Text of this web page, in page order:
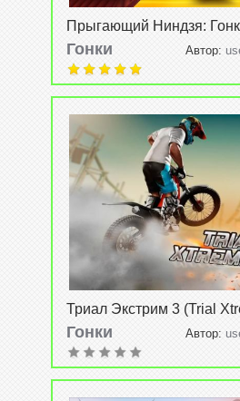
Прыгающий Ниндзя:
мультиплееру (NinJump
Multiplayer Race) v1.0
Гонки Автор:
2015, 19:14
Триал Экстрим 3 (Trial
v7.1
Гонки Автор:
2015, 20:30